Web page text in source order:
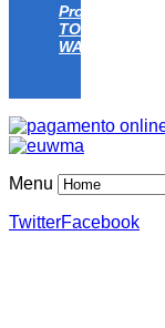
Progetto
TOMATO
WATER
Menu
TwitterFacebook